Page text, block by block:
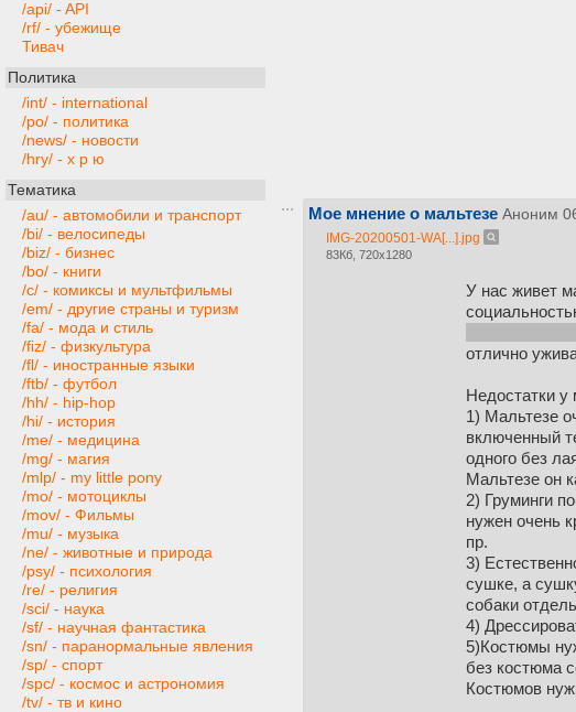
/api/ - API
/rf/ - убежище
Тивач
Политика
/int/ - international
/po/ - политика
/news/ - новости
/hry/ - х р ю
Тематика
/au/ - автомобили и транспорт
/bi/ - велосипеды
/biz/ - бизнес
/bo/ - книги
/c/ - комиксы и мультфильмы
/em/ - другие страны и туризм
/fa/ - мода и стиль
/fiz/ - физкультура
/fl/ - иностранные языки
/ftb/ - футбол
/hh/ - hip-hop
/hi/ - история
/me/ - медицина
/mg/ - магия
/mlp/ - my little pony
/mo/ - мотоциклы
/mov/ - Фильмы
/mu/ - музыка
/ne/ - животные и природа
/psy/ - психология
/re/ - религия
/sci/ - наука
/sf/ - научная фантастика
/sn/ - паранормальные явления
/sp/ - спорт
/spc/ - космос и астрономия
/tv/ - тв и кино
Мое мнение о мальтезе Аноним
IMG-20200501-WA[...].jpg
83Кб, 720x1280
У нас живет
отлично
Недостатки у
1) Мальтезе
включенный
одного без
Мальтезе он
2) Груминги
нужен очень
пр.
3)
сушке, а
собаки
4)
5)Костюмы
без костюма
Костюмов